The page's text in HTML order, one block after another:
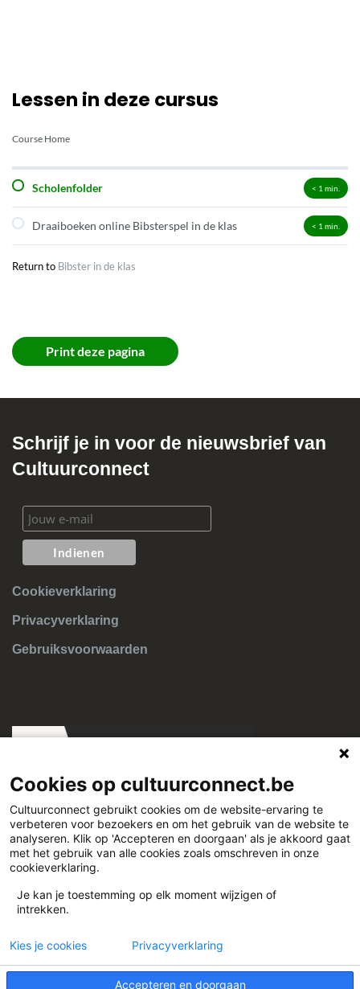
Lessen in deze cursus
Course Home
Scholenfolder < 1 min.
Draaiboeken online Bibsterspel in de klas < 1 min.
Return to Bibster in de klas
Print deze pagina
Schrijf je in voor de nieuwsbrief van
Cultuurconnect
Cookieverklaring
Privacyverklaring
Gebruiksvoorwaarden
Cultuurconnect
www.cultuurconnect.be
Cookies op cultuurconnect.be
Cultuurconnect gebruikt cookies om de website-ervaring te
verbeteren voor bezoekers en om het gebruik van de website te
analyseren. Klik op 'Accepteren en doorgaan' als je akkoord gaat
met het gebruik van alle cookies zoals omschreven in onze
cookieverklaring.
Je kan je toestemming op elk moment wijzigen of
intrekken.
Accepteren en doorgaan
Kies je cookies Privacyverklaring